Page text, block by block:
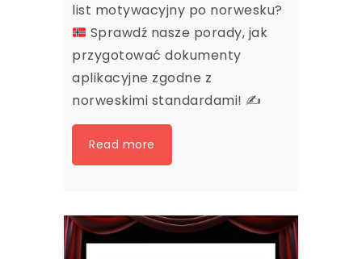
list motywacyjny po norwesku?
Sprawdź nasze porady, jak
przygotować dokumenty
aplikacyjne zgodne z
norweskimi standardami! ✍️
Read more